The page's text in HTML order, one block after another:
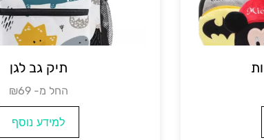
תיקים לגן לפעוטות
₪החל מ-12
למידע נוסף